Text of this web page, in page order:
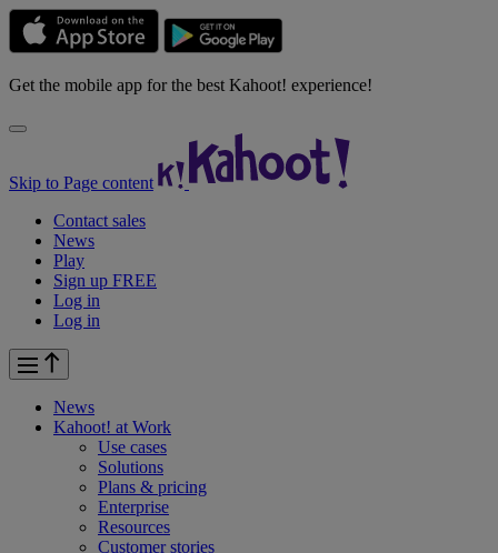
Get the mobile app for the best Kahoot! experience!
Skip to Page content
Contact sales
News
Play
Sign up FREE
Log in
Log in
News
Kahoot! at Work
Use cases
Solutions
Plans & pricing
Enterprise
Resources
Customer stories